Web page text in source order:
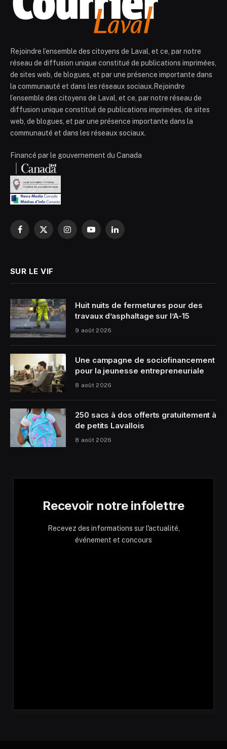
Rejoindre l’ensemble des citoyens de Laval, et ce, par notre
réseau de diffusion unique constitué de publications imprimées,
de sites web, de blogues, et par une présence importante dans
la communauté et dans les réseaux sociaux.Rejoindre
l’ensemble des citoyens de Laval, et ce, par notre réseau de
diffusion unique constitué de publications imprimées, de sites
web, de blogues, et par une présence importante dans la
communauté et dans les réseaux sociaux.
Financé par le gouvernement du Canada
Facebook
X
InstagramYouTubeLinkedIn
SUR LE VIF
Huit nuits de fermetures pour des
travaux d’asphaltage sur l’A-15
9 août 2026
Une campagne de sociofinancement
pour la jeunesse entrepreneuriale
8 août 2026
250 sacs à dos offerts gratuitement à
de petits Lavallois
8 août 2026
Recevoir notre infolettre
Recevez des informations sur l'actualité,
événement et concours